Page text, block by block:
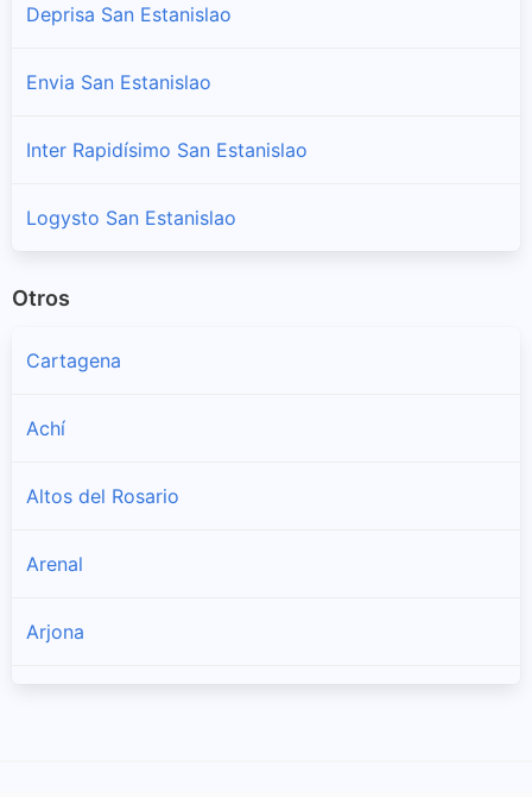
Deprisa San Estanislao
Envia San Estanislao
Inter Rapidísimo San Estanislao
Logysto San Estanislao
Otros
Cartagena
Achí
Altos del Rosario
Arenal
Arjona